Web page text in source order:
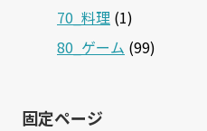
70_料理 (1)
80_ゲーム (99)
固定ページ